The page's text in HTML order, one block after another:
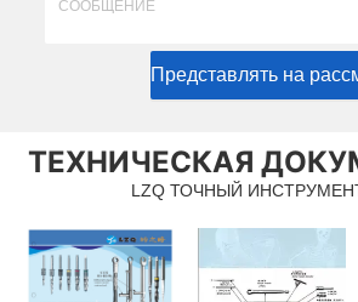
Представлять на
ТЕХНИЧЕСКАЯ
LZQ ТОЧНЫЙ